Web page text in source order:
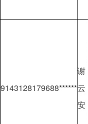
9143128179688******
谢
云
安